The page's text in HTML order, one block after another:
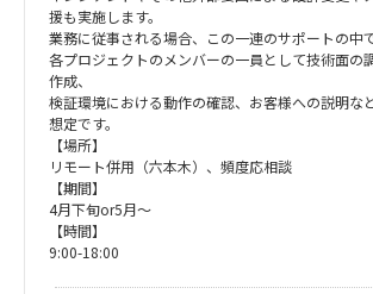
援も実施します。
業務に従事される場合、この一連のサポートの中
各プロジェクトのメンバーの一員として技術面の
作成、
検証環境における動作の確認、お客様への説明な
想定です。
【場所】
リモート併用（六本木）、頻度応相談
【期間】
4月下旬or5月～
【時間】
9:00-18:00